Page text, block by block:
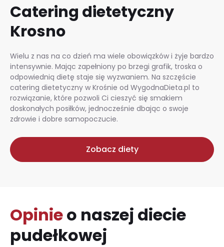
Catering dietetyczny
Krosno
Wielu z nas na co dzień ma wiele obowiązków i żyje bardzo
intensywnie. Mając zapełniony po brzegi grafik, troska o
odpowiednią dietę staje się wyzwaniem. Na szczęście
catering dietetyczny w Krośnie od WygodnaDieta.pl to
rozwiązanie, które pozwoli Ci cieszyć się smakiem
doskonałych posiłków, jednocześnie dbając o swoje
zdrowie i dobre samopoczucie.
Zobacz diety
Opinieo naszej diecie
pudełkowej